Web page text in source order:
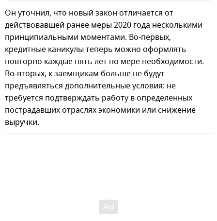
Он уточнил, что новый закон отличается от
действовавшей ранее меры 2020 года несколькими
принципиальными моментами. Во-первых,
кредитные каникулы теперь можно оформлять
повторно каждые пять лет по мере необходимости.
Во-вторых, к заемщикам больше не будут
предъявляться дополнительные условия: не
требуется подтверждать работу в определенных
пострадавших отраслях экономики или снижение
выручки.